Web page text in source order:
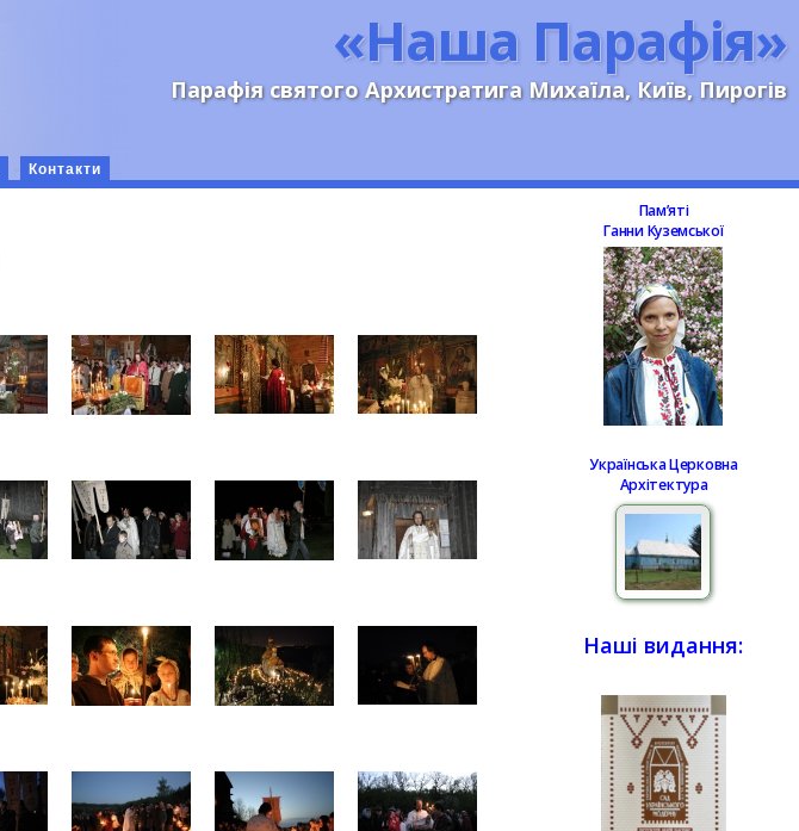
«Наша Парафія»
Парафія святого Архистратига Михаїла, Київ, Пирогів
Контакти
Памʼяті
Ганни Куземської
Українська Церковна
Архітектура
Наші видання: